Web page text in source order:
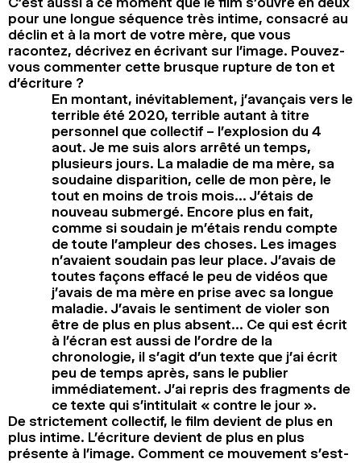
pour une longue séquence très intime, consacré au
déclin et à la mort de votre mère, que vous
racontez, décrivez en écrivant sur l’image. Pouvez-
vous commenter cette brusque rupture de ton et
d’écriture ?
En montant, inévitablement, j’avançais vers le
terrible été 2020, terrible autant à titre
personnel que collectif – l’explosion du 4
aout. Je me suis alors arrêté un temps,
plusieurs jours. La maladie de ma mère, sa
soudaine disparition, celle de mon père, le
tout en moins de trois mois… J’étais de
nouveau submergé. Encore plus en fait,
comme si soudain je m’étais rendu compte
de toute l’ampleur des choses. Les images
n’avaient soudain pas leur place. J’avais de
toutes façons effacé le peu de vidéos que
j’avais de ma mère en prise avec sa longue
maladie. J’avais le sentiment de violer son
être de plus en plus absent… Ce qui est écrit
à l’écran est aussi de l’ordre de la
chronologie, il s’agit d’un texte que j’ai écrit
peu de temps après, sans le publier
immédiatement. J’ai repris des fragments de
ce texte qui s’intitulait « contre le jour ».
De strictement collectif, le film devient de plus en
plus intime. L’écriture devient de plus en plus
présente à l’image. Comment ce mouvement s’est-